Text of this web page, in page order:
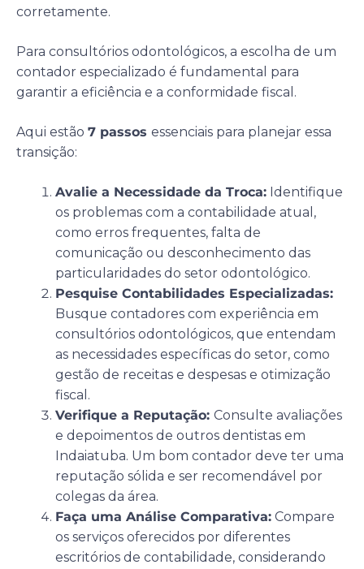
corretamente.
Para consultórios odontológicos, a escolha de um
contador especializado é fundamental para
garantir a eficiência e a conformidade fiscal.
Aqui estão 7 passos essenciais para planejar essa
transição:
Avalie a Necessidade da Troca: Identifique
os problemas com a contabilidade atual,
como erros frequentes, falta de
comunicação ou desconhecimento das
particularidades do setor odontológico.
Pesquise Contabilidades Especializadas:
Busque contadores com experiência em
consultórios odontológicos, que entendam
as necessidades específicas do setor, como
gestão de receitas e despesas e otimização
fiscal.
Verifique a Reputação: Consulte avaliações
e depoimentos de outros dentistas em
Indaiatuba. Um bom contador deve ter uma
reputação sólida e ser recomendável por
colegas da área.
Faça uma Análise Comparativa: Compare
os serviços oferecidos por diferentes
escritórios de contabilidade, considerando